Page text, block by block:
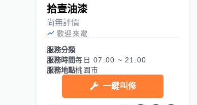
拾壹油漆
尚無評價
歡迎來電
服務分類
服務時間每日 07:00 ~ 21:00
服務地點桃園市
一鍵叫修